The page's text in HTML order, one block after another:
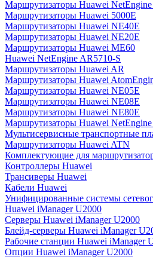
Маршрутизаторы Huawei NetEngine
Маршрутизаторы Huawei 5000E
Маршрутизаторы Huawei NE40E
Маршрутизаторы Huawei NE20E
Маршрутизаторы Huawei ME60
Huawei NetEngine AR5710-S
Маршрутизаторы Huawei AR
Маршрутизаторы Huawei
Маршрутизаторы Huawei NE05E
Маршрутизаторы Huawei NE08E
Маршрутизаторы Huawei NE80E
Маршрутизаторы Huawei
Мультисервисные транспортные
Маршрутизаторы Huawei ATN
Комплектующие для
Контроллеры Huawei
Трансиверы Huawei
Кабели Huawei
Унифицированные системы
Huawei iManager U2000
Серверы Huawei iManager U2000
Блейд-серверы Huawei iManager
Рабочие станции Huawei iManager
Опции Huawei iManager U2000